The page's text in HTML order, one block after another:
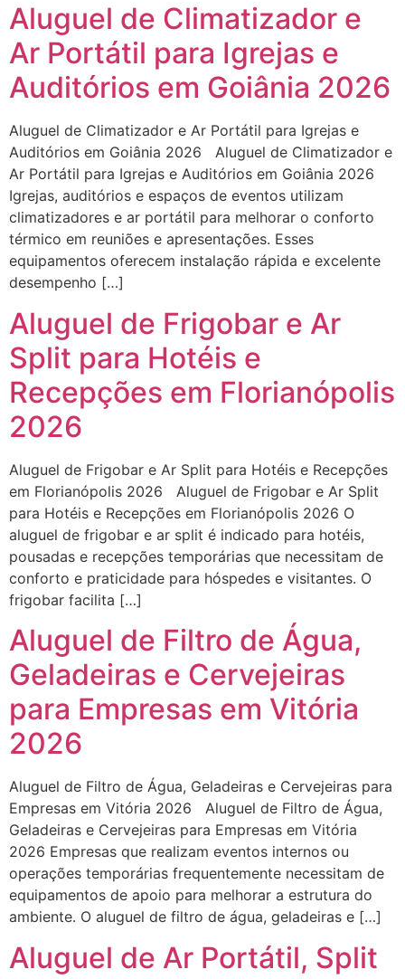
Aluguel de Climatizador e
Ar Portátil para Igrejas e
Auditórios em Goiânia 2026
Aluguel de Climatizador e Ar Portátil para Igrejas e
Auditórios em Goiânia 2026 Aluguel de Climatizador e
Ar Portátil para Igrejas e Auditórios em Goiânia 2026
Igrejas, auditórios e espaços de eventos utilizam
climatizadores e ar portátil para melhorar o conforto
térmico em reuniões e apresentações. Esses
equipamentos oferecem instalação rápida e excelente
desempenho […]
Aluguel de Frigobar e Ar
Split para Hotéis e
Recepções em Florianópolis
2026
Aluguel de Frigobar e Ar Split para Hotéis e Recepções
em Florianópolis 2026 Aluguel de Frigobar e Ar Split
para Hotéis e Recepções em Florianópolis 2026 O
aluguel de frigobar e ar split é indicado para hotéis,
pousadas e recepções temporárias que necessitam de
conforto e praticidade para hóspedes e visitantes. O
frigobar facilita […]
Aluguel de Filtro de Água,
Geladeiras e Cervejeiras
para Empresas em Vitória
2026
Aluguel de Filtro de Água, Geladeiras e Cervejeiras para
Empresas em Vitória 2026 Aluguel de Filtro de Água,
Geladeiras e Cervejeiras para Empresas em Vitória
2026 Empresas que realizam eventos internos ou
operações temporárias frequentemente necessitam de
equipamentos de apoio para melhorar a estrutura do
ambiente. O aluguel de filtro de água, geladeiras e […]
Aluguel de Ar Portátil, Split